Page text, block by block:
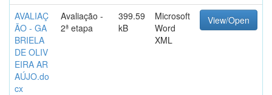
AVALIAÇ
ÃO - GA
BRIELA
DE OLIV
EIRA AR
AÚJO.do
cx
Avaliação -
2ª etapa
399.59
kB
Microsoft
Word
XML
View/Open